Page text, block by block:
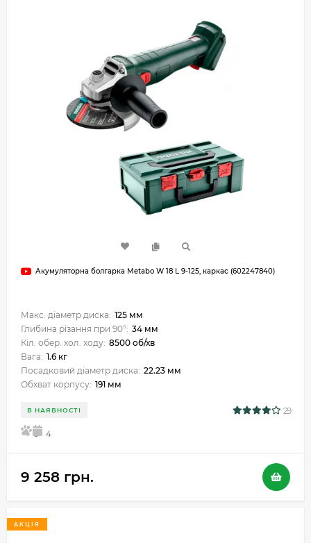
Акумуляторна болгарка Metabo W 18 L 9-125, каркас (602247840)
Макс. діаметр диска: 125 мм
Глибина різання при 90°: 34 мм
Кіл. обер. хол. ходу: 8500 об/хв
Вага: 1.6 кг
Посадковий діаметр диска: 22.23 мм
Обхват корпусу: 191 мм
В НАЯВНОСТІ 29
5 4
9 258 грн.
АКЦІЯ